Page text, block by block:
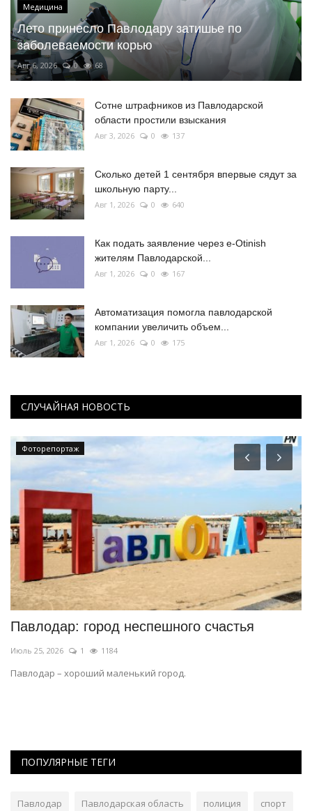
Медицина
Лето принесло Павлодару затишье по
заболеваемости корью
Авг 6, 2026 0 68
Сотне штрафников из Павлодарской
области простили взыскания
Авг 3, 2026 0 137
Сколько детей 1 сентября впервые сядут за
школьную парту...
Авг 1, 2026 0 640
Как подать заявление через e-Otinish
жителям Павлодарской...
Авг 1, 2026 0 167
Автоматизация помогла павлодарской
компании увеличить объем...
Авг 1, 2026 0 175
СЛУЧАЙНАЯ НОВОСТЬ
Фоторепортаж
Павлодар: город неспешного счастья
Июль 25, 2026 1 1184
Павлодар – хороший маленький город.
ПОПУЛЯРНЫЕ ТЕГИ
Павлодар Павлодарская область полиция спорт